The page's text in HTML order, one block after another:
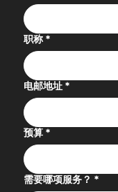
职称 *
电邮地址 *
预算 *
需要哪项服务？ *